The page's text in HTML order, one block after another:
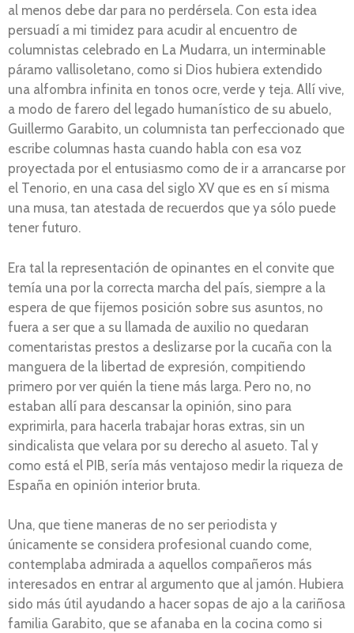
al menos debe dar para no perdérsela. Con esta idea
persuadí a mi timidez para acudir al encuentro de
columnistas celebrado en La Mudarra, un interminable
páramo vallisoletano, como si Dios hubiera extendido
una alfombra infinita en tonos ocre, verde y teja. Allí vive,
a modo de farero del legado humanístico de su abuelo,
Guillermo Garabito, un columnista tan perfeccionado que
escribe columnas hasta cuando habla con esa voz
proyectada por el entusiasmo como de ir a arrancarse por
el Tenorio, en una casa del siglo XV que es en sí misma
una musa, tan atestada de recuerdos que ya sólo puede
tener futuro.
Era tal la representación de opinantes en el convite que
temía una por la correcta marcha del país, siempre a la
espera de que fijemos posición sobre sus asuntos, no
fuera a ser que a su llamada de auxilio no quedaran
comentaristas prestos a deslizarse por la cucaña con la
manguera de la libertad de expresión, compitiendo
primero por ver quién la tiene más larga. Pero no, no
estaban allí para descansar la opinión, sino para
exprimirla, para hacerla trabajar horas extras, sin un
sindicalista que velara por su derecho al asueto. Tal y
como está el PIB, sería más ventajoso medir la riqueza de
España en opinión interior bruta.
Una, que tiene maneras de no ser periodista y
únicamente se considera profesional cuando come,
contemplaba admirada a aquellos compañeros más
interesados en entrar al argumento que al jamón. Hubiera
sido más útil ayudando a hacer sopas de ajo a la cariñosa
familia Garabito, que se afanaba en la cocina como si